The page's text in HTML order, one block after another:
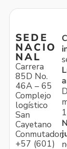
SEDE
NACIO
NAL
Carrera
85D No.
46A – 65
Complejo
logístico
San
Cayetano
Conmutador:
+57 (601)